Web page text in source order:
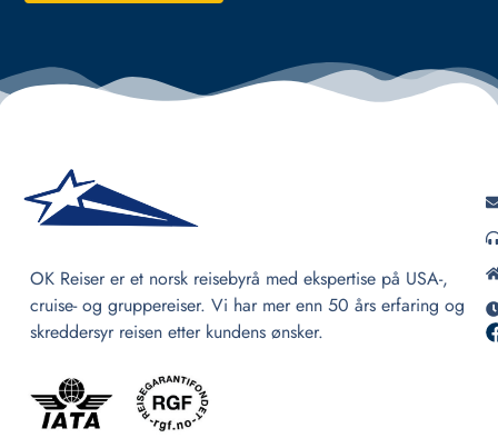
OK Reiser er et norsk reisebyrå med ekspertise på USA-,
cruise- og gruppereiser. Vi har mer enn 50 års erfaring og
skreddersyr reisen etter kundens ønsker.